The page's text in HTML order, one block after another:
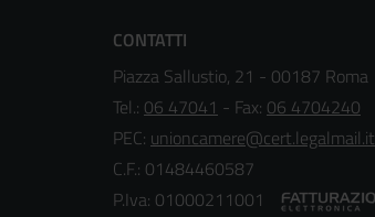
CONTATTI
Piazza Sallustio, 21 - 00187 Roma
Tel.: 06 47041 - Fax: 06 4704240
PEC: unioncamere@cert.legalmail.it
C.F.: 01484460587
P.Iva: 01000211001